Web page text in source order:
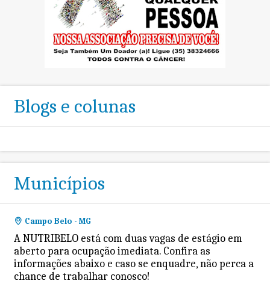
Blogs e colunas
Municípios
Campo Belo - MG
A NUTRIBELO está com duas vagas de estágio em
aberto para ocupação imediata. Confira as
informações abaixo e caso se enquadre, não perca a
chance de trabalhar conosco!